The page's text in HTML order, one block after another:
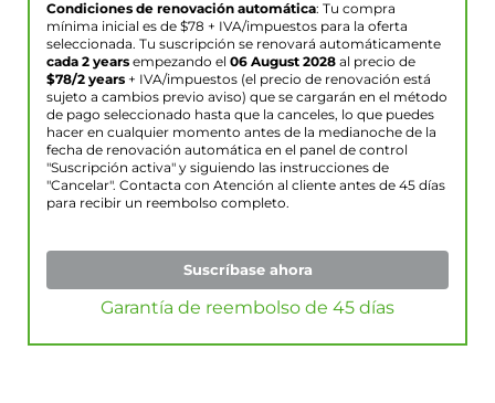
Condiciones de renovación automática: Tu compra
mínima inicial es de $78 + IVA/impuestos para la oferta
seleccionada. Tu suscripción se renovará automáticamente
cada 2 years empezando el 06 August 2028 al precio de
$78/2 years + IVA/impuestos (el precio de renovación está
sujeto a cambios previo aviso) que se cargarán en el método
de pago seleccionado hasta que la canceles, lo que puedes
hacer en cualquier momento antes de la medianoche de la
fecha de renovación automática en el panel de control
"Suscripción activa" y siguiendo las instrucciones de
"Cancelar". Contacta con Atención al cliente antes de 45 días
para recibir un reembolso completo.
Suscríbase ahora
Garantía de reembolso de 45 días